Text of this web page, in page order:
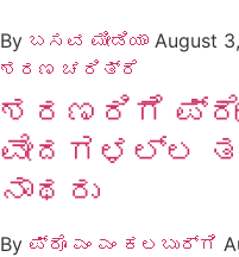
By ಬಸವ ಮೀಡಿಯಾ August
ಶರಣ ಚರಿತ್ರೆ
ಶರಣರಿಗೆ
ವೇದಗಳಲ್ಲ
ನಾಥರು
By ಪ್ರೊ ಎಂ ಎಂ ಕಲಬುರ್ಗಿ